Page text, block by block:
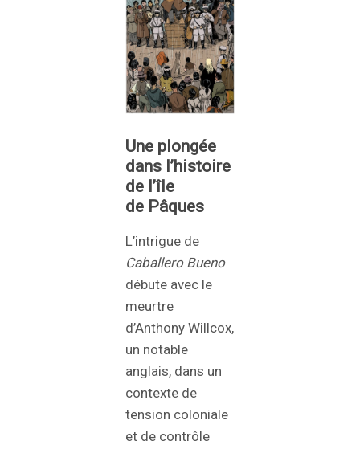
Une plongée
dans l’histoire
de l’île
de Pâques
L’intrigue de
Caballero Bueno
débute avec le
meurtre
d’Anthony Willcox,
un notable
anglais, dans un
contexte de
tension coloniale
et de contrôle